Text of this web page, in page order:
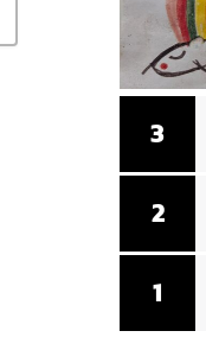
1
2
3